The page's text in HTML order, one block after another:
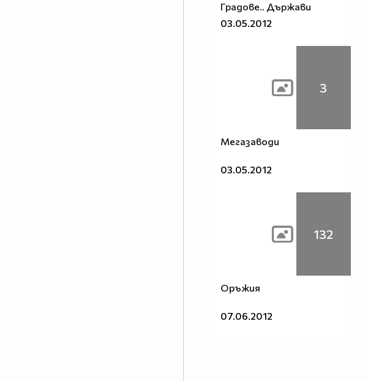
Градове.. Държави
03.05.2012
3
Мегазаводи
03.05.2012
132
Оръжия
07.06.2012